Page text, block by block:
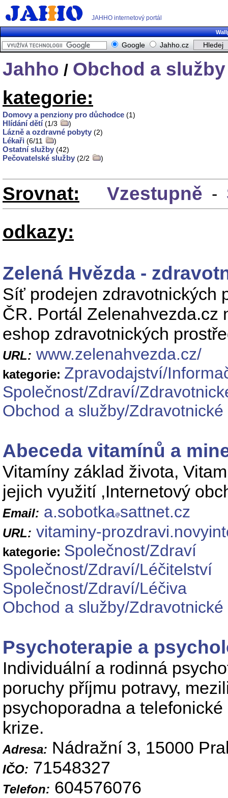
JAHHO internetový portál
Google Jahho.cz
Jahho / Obchod a služby
kategorie:
Domovy a penziony pro důchodce (1)
Hlídání dětí (1/3 )
Lázně a ozdravné pobyty (2)
Lékaři (6/11 )
Ostatní služby (42)
Pečovatelské služby (2/2 )
Srovnat: Vzestupně -
odkazy:
Zelená Hvězda -
Síť prodejen zdravotnických
ČR. Portál Zelenahvezda.cz
eshop zdravotnických
URL: www.zelenahvezda.cz/
kategorie: Zpravodajství/
Společnost/Zdraví/
Obchod a služby/
Abeceda vitamínů a
Vitamíny základ života,
jejich využití ,Internetový
Email: a.sobotka sattnet.cz
URL: vitaminy-
kategorie: Společnost/Zdraví
Společnost/Zdraví/Léčitelství
Společnost/Zdraví/Léčiva
Obchod a služby/
Psychoterapie a
Individuální a rodinná
poruchy příjmu potravy,
psychoporadna a
krize.
Adresa: Nádražní 3, 15000
IČO: 71548327
Telefon: 604576076